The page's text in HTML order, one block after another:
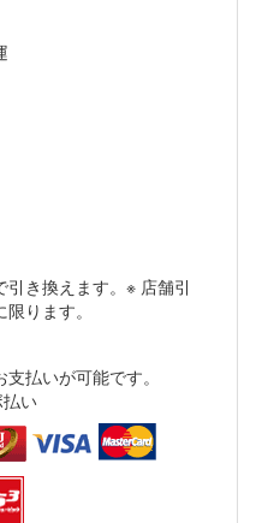
き換えます。※ 店舗引
ります。
払いが可能です。
い